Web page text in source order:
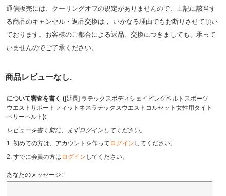
通信販売には、クーリングオフの規定がありませんので、上記に該当す
る商品のキャンセル・返品交換は， いかなる理由でもお断りさせて頂い
ております。お客様のご都合による返品、交換につきましても、承って
いませんのでご了承ください。
商品レビューなし.
について審査を書く ([延長] ラテックスボディシェイピングベルトスポーツ
ウエストサポートフィットネスラテックスウエストコルセット女性用タイト
ベリーベルト ):
レビューを書く前に、まずログインしてください。
1. 初めての方は、アカウントを作って ログイン してください;
2. すでに会員の方は ログイン してください。
あなたのメッセージ: